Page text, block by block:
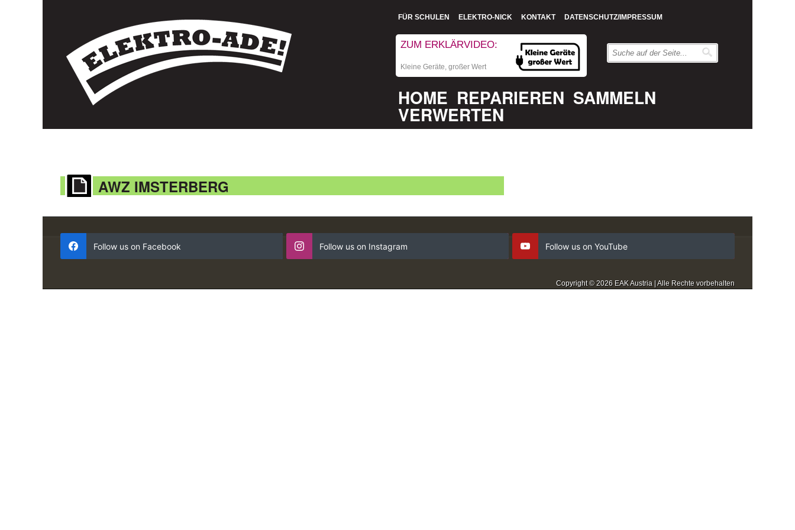
FÜR SCHULEN ELEKTRO-NICK KONTAKT DATENSCHUTZ/IMPRESSUM
ZUM ERKLÄRVIDEO:
Kleine Geräte, großer Wert
HOME REPARIEREN SAMMELN
VERWERTEN
AWZ IMSTERBERG
Follow us on Facebook Follow us on Instagram Follow us on YouTube
Copyright © 2026 EAK Austria | Alle Rechte vorbehalten